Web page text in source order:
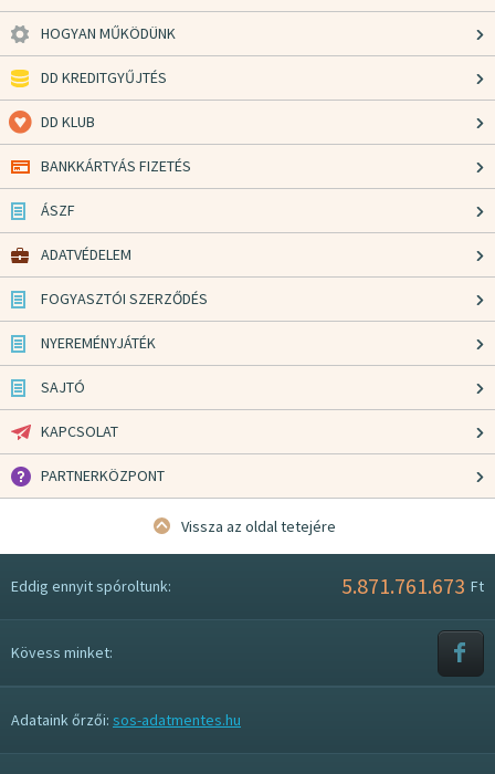
HOGYAN MŰKÖDÜNK
DD KREDITGYŰJTÉS
DD KLUB
BANKKÁRTYÁS FIZETÉS
ÁSZF
ADATVÉDELEM
FOGYASZTÓI SZERZŐDÉS
NYEREMÉNYJÁTÉK
SAJTÓ
KAPCSOLAT
PARTNERKÖZPONT
Vissza az oldal tetejére
Eddig ennyit spóroltunk: 5.871.761.673 Ft
Kövess minket:
Adataink őrzői: sos-adatmentes.hu